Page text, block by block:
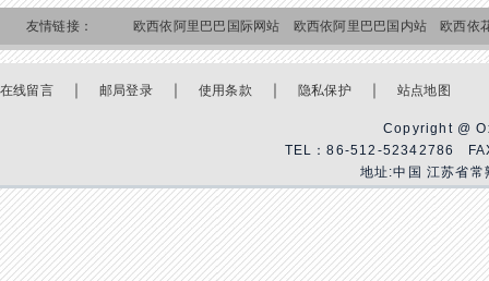
友情链接： 欧西依阿里巴巴国际网站 欧西依阿里巴巴国内站 欧西依
在线留言｜ 邮局登录｜ 使用条款 隐私保护｜ 站点地图
Copyright @
TEL：86-512-52342786
地址:中国 江苏省